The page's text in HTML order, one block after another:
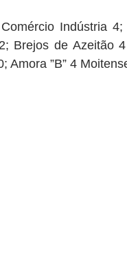
Indústria
Brejos de Azeitão
Amora ”B” 4